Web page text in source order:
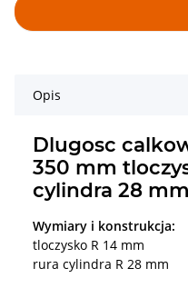
Opis
Dlugosc
350 mm
cylindra 28
Wymiary i konstrukcja:
tloczysko R 14 mm
rura cylindra R 28 mm